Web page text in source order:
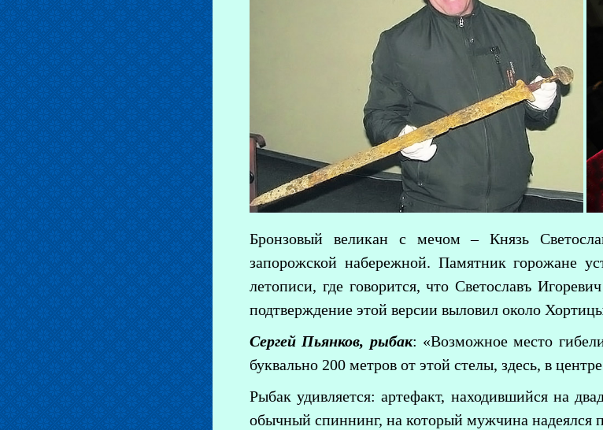
Бронзовый великан с мечом – Князь
запорожской набережной. Памятник горожане
летописи, где говорится, что Светославъ
подтверждение этой версии выловил около
Сергей Пьянков, рыбак: «Возможное место
буквально 200 метров от этой стелы, здесь, в
Рыбак удивляется: артефакт, находившийся на
обычный спиннинг, на который мужчина надеялся